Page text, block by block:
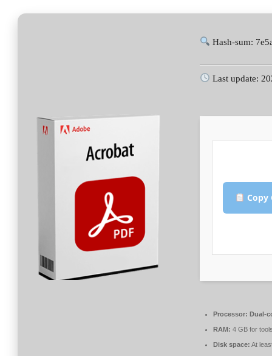
Hash-sum:
Last update:
Copy
Processor: Dual-
RAM: 4 GB for
Disk space: At